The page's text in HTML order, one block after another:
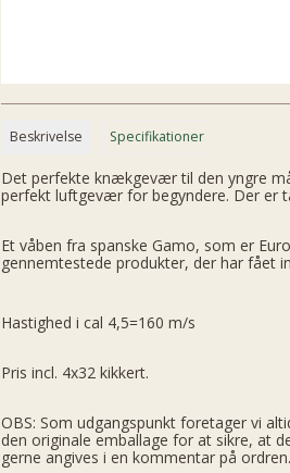
Beskrivelse Specifikationer
Det perfekte knækgevær til den yngre
perfekt luftgevær for begyndere. Der er
Et våben fra spanske Gamo, som er
gennemtestede produkter, der har fået
Hastighed i cal 4,5=160 m/s
Pris incl. 4x32 kikkert.
OBS: Som udgangspunkt foretager vi
den originale emballage for at sikre, at
gerne angives i en kommentar på ordren.